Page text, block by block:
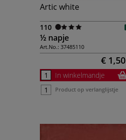
Artic white
110
½ napje
Art.No.: 37485110
€ 1,50
In winkelmandje
Product op verlanglijstje